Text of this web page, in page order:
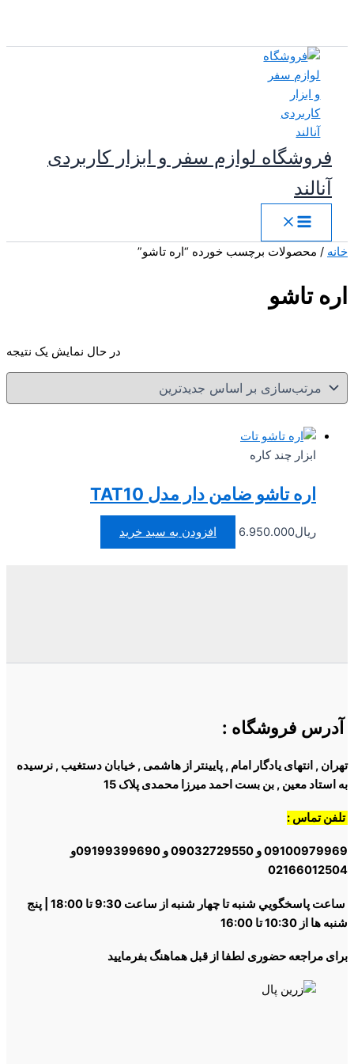
فروشگاه لوازم سفر و ابزار کاربردی
آنالند
خانه / محصولات برچسب خورده “اره تاشو”
اره تاشو
در حال نمایش یک نتیجه
ابزار چند کاره
اره تاشو ضامن دار مدل TAT10
ریال6.950.000 افزودن به سبد خرید
آدرس فروشگاه :
تهران , انتهای یادگار امام , پایینتر از هاشمی , خیابان دستغیب , نرسیده
به استاد معین , بن بست احمد میرزا محمدی پلاک 15
تلفن تماس :
09100979969 و 09032729550 و 09199399690و
02166012504
ساعت پاسخگويي شنبه تا چهار شنبه از ساعت 9:30 تا 18:00 | پنج
شنبه ها از 10:30 تا 16:00
برای مراجعه حضوری لطفا از قبل هماهنگ بفرمایید